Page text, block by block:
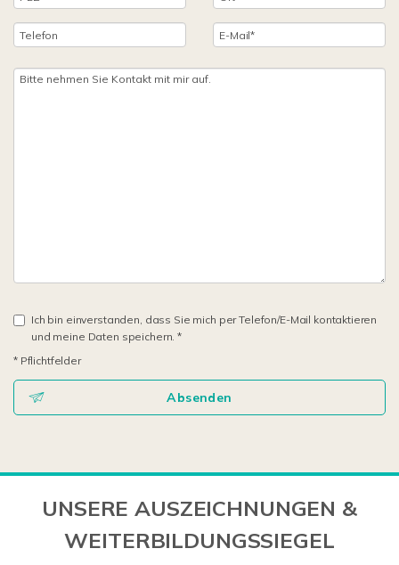
Ich bin einverstanden, dass Sie mich per Telefon/E-Mail kontaktieren
und meine Daten speichern. *
* Pflichtfelder
Absenden
UNSERE AUSZEICHNUNGEN &
WEITERBILDUNGSSIEGEL